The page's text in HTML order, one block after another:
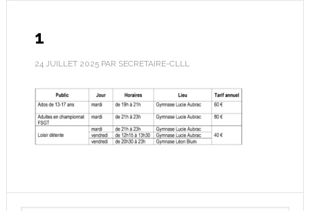
1
24 JUILLET 2025PAR SECRETAIRE-CLLL